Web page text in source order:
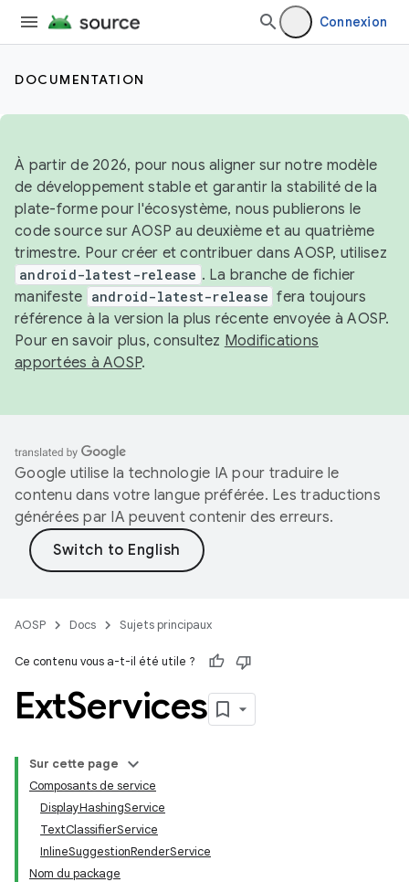
Connexion
DOCUMENTATION
À partir de 2026, pour nous aligner sur notre modèle
de développement stable et garantir la stabilité de la
plate-forme pour l'écosystème, nous publierons le
code source sur AOSP au deuxième et au quatrième
trimestre. Pour créer et contribuer dans AOSP, utilisez
android-latest-release . La branche de fichier
manifeste android-latest-release fera toujours
référence à la version la plus récente envoyée à AOSP.
Pour en savoir plus, consultez Modifications
apportées à AOSP.
Google utilise la technologie IA pour traduire le
contenu dans votre langue préférée. Les traductions
générées par IA peuvent contenir des erreurs.
AOSP Docs Sujets principaux
Ce contenu vous a-t-il été utile ?
ExtServices
Sur cette page
Composants de service
DisplayHashingService
TextClassifierService
InlineSuggestionRenderService
Nom du package